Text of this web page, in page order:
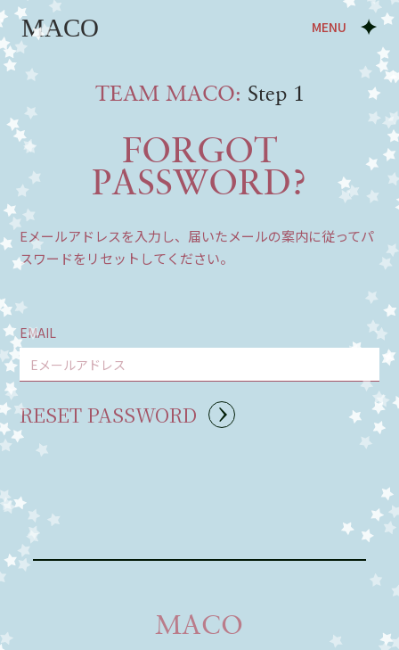
MENU
TEAM MACO: Step 1
FORGOT
PASSWORD?
Eメールアドレスを入力し、届いたメールの案内に従ってパ
スワードをリセットしてください。
EMAIL
MACO